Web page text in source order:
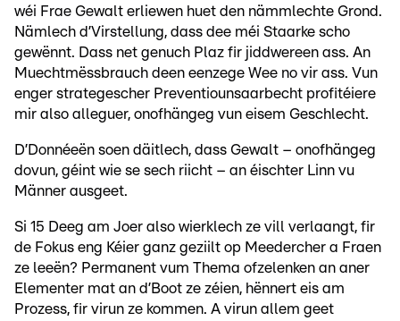
wéi Frae Gewalt erliewen huet den nämmlechte Grond.
Nämlech d’Virstellung, dass dee méi Staarke scho
gewënnt. Dass net genuch Plaz fir jiddwereen ass. An
Muechtmëssbrauch deen eenzege Wee no vir ass. Vun
enger strategescher Preventiounsaarbecht profitéiere
mir also alleguer, onofhängeg vun eisem Geschlecht.
D’Donnéeën soen däitlech, dass Gewalt – onofhängeg
dovun, géint wie se sech riicht – an éischter Linn vu
Männer ausgeet.
Si 15 Deeg am Joer also wierklech ze vill verlaangt, fir
de Fokus eng Kéier ganz geziilt op Meedercher a Fraen
ze leeën? Permanent vum Thema ofzelenken an aner
Elementer mat an d’Boot ze zéien, hënnert eis am
Prozess, fir virun ze kommen. A virun allem geet